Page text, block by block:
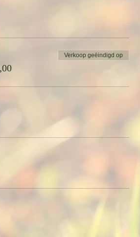
je wil deelnemen en geef
Verkoop geëindigd op